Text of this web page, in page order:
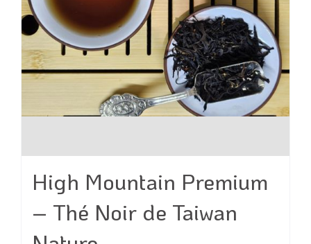
High Mountain Premium
– Thé Noir de Taiwan